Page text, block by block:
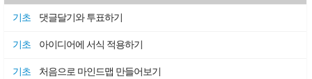
기초 댓글달기와 투표하기
기초 아이디어에 서식 적용하기
기초 처음으로 마인드맵 만들어보기